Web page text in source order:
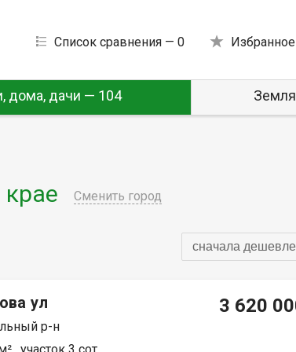
Список сравнения — 0
дома, дачи — 104
Сменить город
сначала дешевле
ул
р-н
3 620